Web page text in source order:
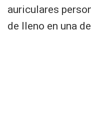
auriculares
de lleno en una